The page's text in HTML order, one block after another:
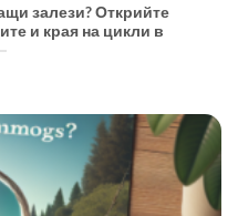
залези? Открийте
и края на цикли в